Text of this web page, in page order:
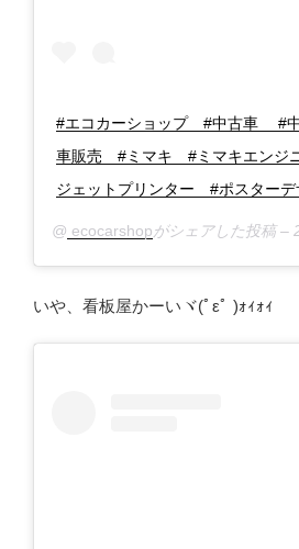
#エコカーショップ #中古車 #
車販売 #ミマキ #ミマキエンジ
ジェットプリンター #ポスターデ
@ ecocarshopがシェアした投稿 –
いや、看板屋かーいヾ(ﾟεﾟ )ｫｨｫｨ